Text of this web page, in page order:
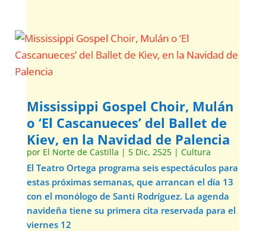
Mississippi Gospel Choir, Mulán
o ‘El Cascanueces’ del Ballet de
Kiev, en la Navidad de Palencia
por El Norte de Castilla | 5 Dic, 2525| Cultura
El Teatro Ortega programa seis espectáculos para
estas próximas semanas, que arrancan el día 13
con el monólogo de Santi Rodríguez. La agenda
navideña tiene su primera cita reservada para el
viernes 12